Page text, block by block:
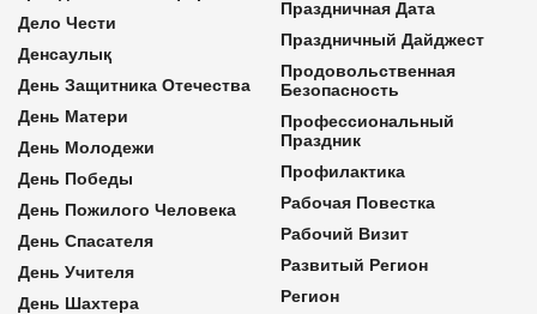
Дело Чести
Денсаулық
День Защитника Отечества
День Матери
День Молодежи
День Победы
День Пожилого Человека
День Спасателя
День Учителя
День Шахтера
Праздничная Дата
Праздничный Дайджест
Продовольственная
Безопасность
Профессиональный
Праздник
Профилактика
Рабочая Повестка
Рабочий Визит
Развитый Регион
Регион